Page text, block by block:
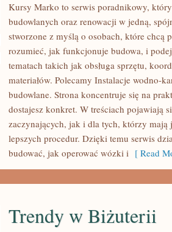
Kursy Marko to serwis poradnikowy,
budowlanych oraz renowacji w jedną,
stworzone z myślą o osobach, które chcą
rozumieć, jak funkcjonuje budowa, i
tematach takich jak obsługa sprzętu,
materiałów. Polecamy Instalacje wodno-
budowlane. Strona koncentruje się na
dostajesz konkret. W treściach pojawiają
zaczynających, jak i dla tych, którzy mają
lepszych procedur. Dzięki temu serwis
budować, jak operować wózki i [ Read
Trendy w Biżuterii